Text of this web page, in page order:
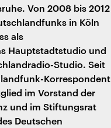
Von 2008 bis 2012
in Köln
als
Hauptstadtstudio und
Studio. Seit
Korrespondent
im Vorstand der
und im Stiftungsrat
Deutschen